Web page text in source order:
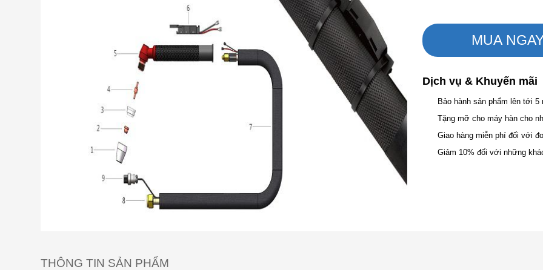
MUA
Dịch vụ & Khuyến mãi
Bảo hành sản phẩm lên tới
Tặng mỡ cho máy hàn cho
Giao hàng miễn phí đối với
Giảm 10% đối với những
THÔNG TIN SẢN PHẨM